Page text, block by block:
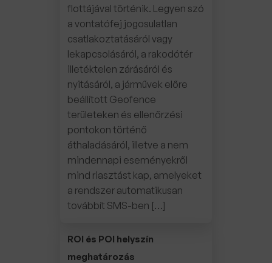
flottájával történik. Legyen szó
a vontatófej jogosulatlan
csatlakoztatásáról vagy
lekapcsolásáról, a rakodótér
illetéktelen zárásáról és
nyitásáról, a járművek előre
beállított Geofence
területeken és ellenőrzési
pontokon történő
áthaladásáról, illetve a nem
mindennapi eseményekről
mind riasztást kap, amelyeket
a rendszer automatikusan
továbbít SMS-ben […]
ROI és POI helyszín
meghatározás